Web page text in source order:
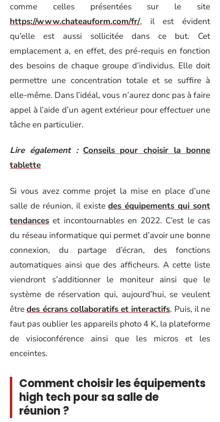
comme celles présentées sur le site
https://www.chateauform.com/fr/, il est évident
qu’elle est aussi sollicitée dans ce but. Cet
emplacement a, en effet, des pré-requis en fonction
des besoins de chaque groupe d’individus. Elle doit
permettre une concentration totale et se suffire à
elle-même. Dans l’idéal, vous n’aurez donc pas à faire
appel à l’aide d’un agent extérieur pour effectuer une
tâche en particulier.
Lire également : Conseils pour choisir la bonne
tablette
Si vous avez comme projet la mise en place d’une
salle de réunion, il existedes équipements qui sont
tendances et incontournables en 2022. C’est le cas
du réseau informatique qui permet d’avoir une bonne
connexion, du partage d’écran, des fonctions
automatiques ainsi que des afficheurs. A cette liste
viendront s’additionner le moniteur ainsi que le
système de réservation qui, aujourd’hui, se veulent
êtredes écrans collaboratifs et interactifs. Puis, il ne
faut pas oublier les appareils photo 4 K, la plateforme
de visioconférence ainsi que les micros et les
enceintes.
Comment choisir les équipements
high tech pour sa salle de
réunion ?